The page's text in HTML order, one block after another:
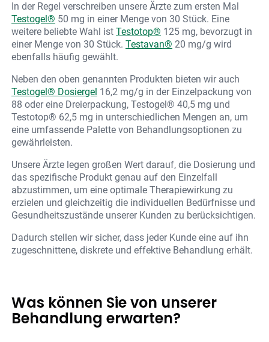
In der Regel verschreiben unsere Ärzte zum ersten Mal
Testogel® 50 mg in einer Menge von 30 Stück. Eine
weitere beliebte Wahl istTestotop® 125 mg, bevorzugt in
einer Menge von 30 Stück.Testavan® 20 mg/g wird
ebenfalls häufig gewählt.
Neben den oben genannten Produkten bieten wir auch
Testogel® Dosiergel 16,2 mg/g in der Einzelpackung von
88 oder eine Dreierpackung, Testogel® 40,5 mg und
Testotop® 62,5 mg in unterschiedlichen Mengen an, um
eine umfassende Palette von Behandlungsoptionen zu
gewährleisten.
Unsere Ärzte legen großen Wert darauf, die Dosierung und
das spezifische Produkt genau auf den Einzelfall
abzustimmen, um eine optimale Therapiewirkung zu
erzielen und gleichzeitig die individuellen Bedürfnisse und
Gesundheitszustände unserer Kunden zu berücksichtigen.
Dadurch stellen wir sicher, dass jeder Kunde eine auf ihn
zugeschnittene, diskrete und effektive Behandlung erhält.
Was können Sie von unserer
Behandlung erwarten?